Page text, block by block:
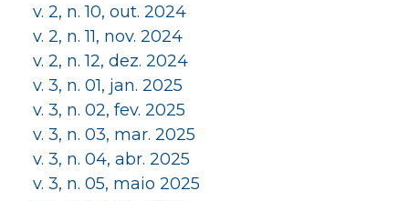
v. 2, n. 10, out. 2024
v. 2, n. 11, nov. 2024
v. 2, n. 12, dez. 2024
v. 3, n. 01, jan. 2025
v. 3, n. 02, fev. 2025
v. 3, n. 03, mar. 2025
v. 3, n. 04, abr. 2025
v. 3, n. 05, maio 2025